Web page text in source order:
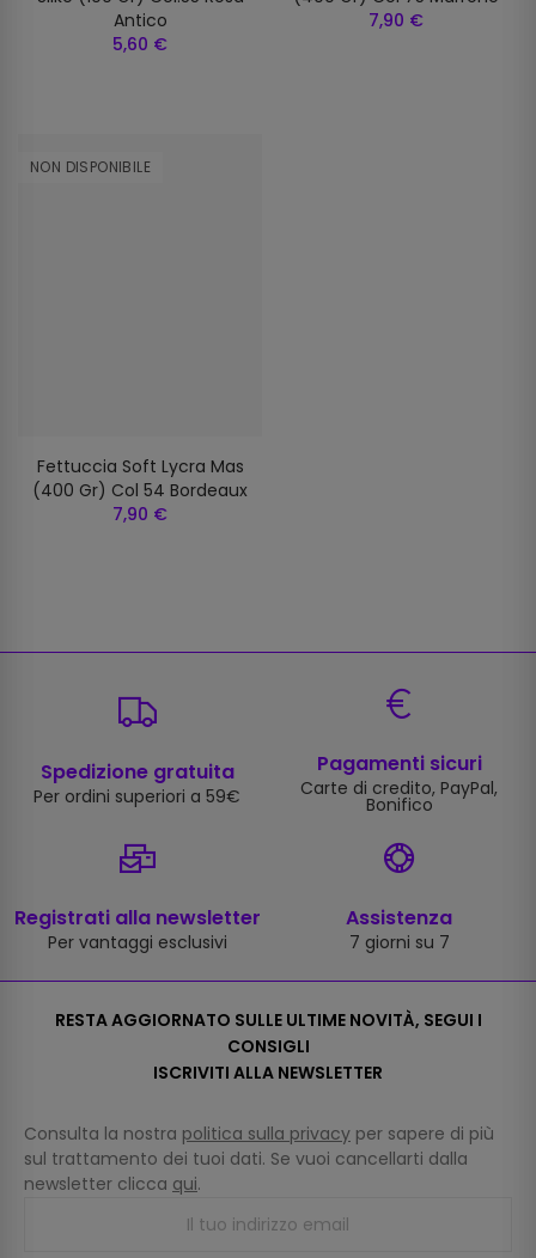
Antico
5,60 €
7,90 €
NON DISPONIBILE
Fettuccia Soft Lycra Mas
(400 Gr) Col 54 Bordeaux
7,90 €
Spedizione gratuita
Per ordini superiori a 59€
Pagamenti sicuri
Carte di credito, PayPal,
Bonifico
Registrati alla newsletter
Per vantaggi esclusivi
Assistenza
7 giorni su 7
RESTA AGGIORNATO SULLE ULTIME NOVITÀ, SEGUI I
CONSIGLI
ISCRIVITI ALLA NEWSLETTER
Consulta la nostra politica sulla privacy per sapere di più
sul trattamento dei tuoi dati. Se vuoi cancellarti dalla
newsletter clicca qui.